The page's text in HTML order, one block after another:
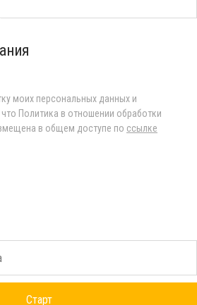
моих персональных данных и
Политика в отношении обработки
в общем доступе по ссылке